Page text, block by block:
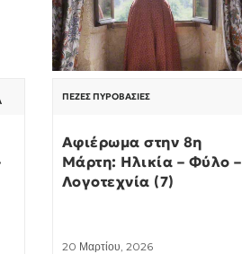
ΠΕΖΈΣ ΠΥΡΟΒΑΣΊΕΣ
Αφιέρωμα στην 8η
Μάρτη: Ηλικία – Φύλο –
Λογοτεχνία (7)
20 Μαρτίου, 2026